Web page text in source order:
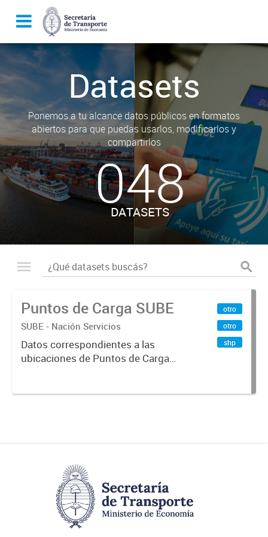
Datasets
Ponemos a tu alcance datos públicos en formatos
abiertos para que puedas usarlos, modificarlos y
compartirlos
048
DATASETS
Puntos de Carga SUBE
SUBE - Nación Servicios
Datos correspondientes a las
ubicaciones de Puntos de Carga
otro
otro
shp